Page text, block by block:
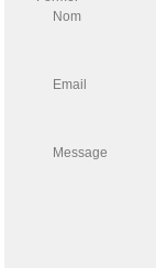
Nom
Email
Message